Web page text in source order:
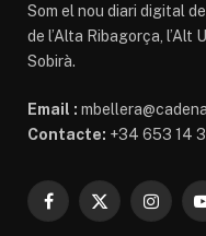
Som el nou diari digital
de l’Alta Ribagorça, l’Alt
Sobirà.
Email :
Contacte: +34 653 14
Facebook
X